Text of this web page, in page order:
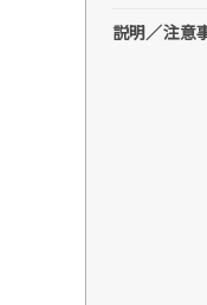
説明／注意